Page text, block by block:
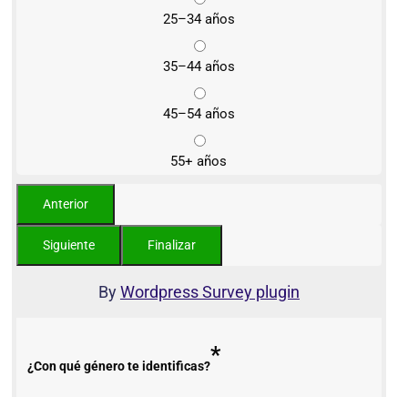
25–34 años
35–44 años
45–54 años
55+ años
ByWordpress Survey plugin
¿Con qué género te identificas?*